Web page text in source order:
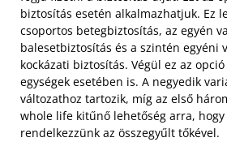
biztosítás esetén alkalmazhatjuk. Ez
csoportos betegbiztosítás, az egyén
balesetbiztosítás és a szintén egyéni
kockázati biztosítás. Végül ez az
egységek esetében is. A negyedik
változathoz tartozik, míg az első
whole life kitűnő lehetőség arra,
rendelkezzünk az összegyűlt tőkével.